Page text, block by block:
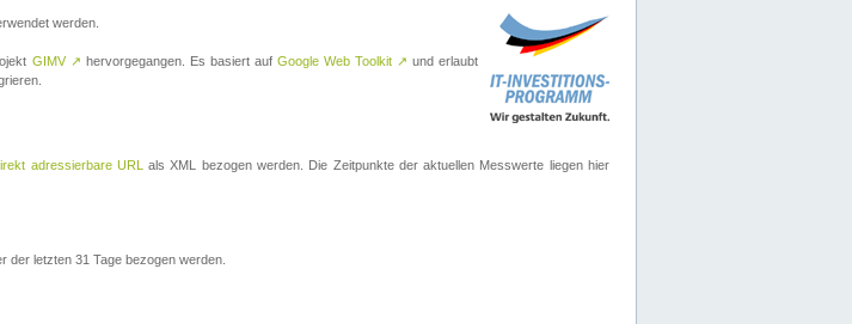
werden.
GIMV ↗ hervorgegangen. Es basiert auf Google Web Toolkit ↗ und erlaubt
adressierbare URL
als XML bezogen werden. Die Zeitpunkte der aktuellen Messwerte liegen hier
der letzten 31 Tage bezogen werden.